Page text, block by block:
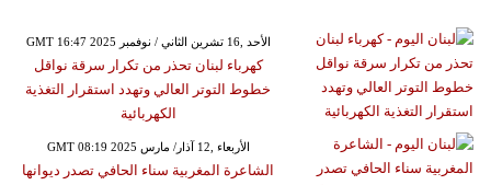
GMT 16:47 2025 الأحد ,16 تشرين الثاني / نوفمبر
كهرباء لبنان تحذر من تكرار سرقة نواقل
خطوط التوتر العالي وتهدد استقرار التغذية
الكهربائية
GMT 08:19 2025 الأربعاء ,12 آذار/ مارس
الشاعرة المغربية سناء الحافي تصدر ديوانها